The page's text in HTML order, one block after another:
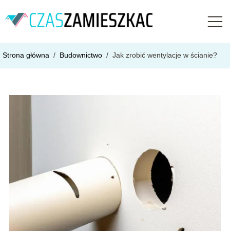
Strona główna / Budownictwo / Jak zrobić wentylacje w ścianie?